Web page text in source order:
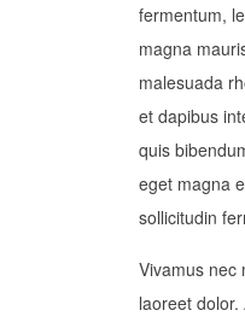
fermentum,
magna
malesuada
et dapibus
quis
eget magna
sollicitudin
Vivamus nec
laoreet